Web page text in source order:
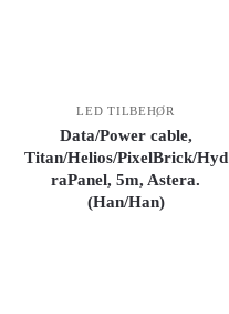
LED TILBEHØR
Data/Power cable,
Titan/Helios/PixelBrick/Hyd
raPanel, 5m, Astera.
(Han/Han)